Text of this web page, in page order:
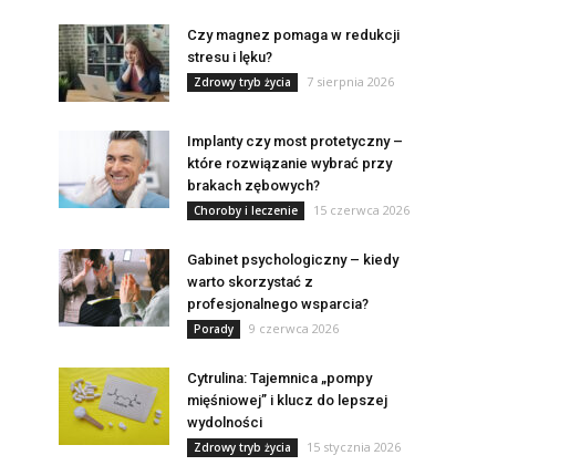
Czy magnez pomaga w redukcji
stresu i lęku?
Zdrowy tryb życia 7 sierpnia 2026
Implanty czy most protetyczny –
które rozwiązanie wybrać przy
brakach zębowych?
Choroby i leczenie 15 czerwca 2026
Gabinet psychologiczny – kiedy
warto skorzystać z
profesjonalnego wsparcia?
Porady 9 czerwca 2026
Cytrulina: Tajemnica „pompy
mięśniowej” i klucz do lepszej
wydolności
Zdrowy tryb życia 15 stycznia 2026